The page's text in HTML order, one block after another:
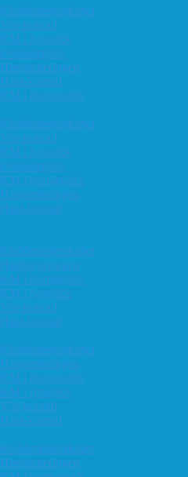
Klubbmesterskapet
Vår-konrad
KM i lynsjakk
Dobbeltsjakk
Høstturneringen
Høst-konrad
KM i hurtigsjakk
Klubbmesterskapet
Vår-konrad
KM i lynsjakk
Dobbeltsjakk
KM i hurtigsjakk
Høstturneringen
Høst-konrad
Klubbmesterskapet
Høstturneringen
KM i hurtigsjakk
KM i lynsjakk
Vår-konrad
Høst-konrad
Klubbmesterskapet
Høstturneringen
KM i hurtigsjakk
KM i lynsjakk
Vår-konrad
Høst-konrad
Klubbmesterskapet
Høstturneringen